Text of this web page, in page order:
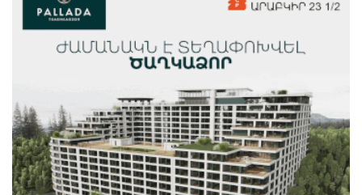
осужденных в Азербайджане
14 дней назад
При поддержке Ucom в спортивной школе Вайка
установлена солнечная электростанция мощностью
15 кВт